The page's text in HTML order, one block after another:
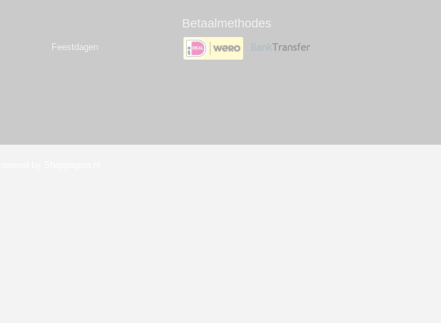
Feestdagen
Betaalmethodes